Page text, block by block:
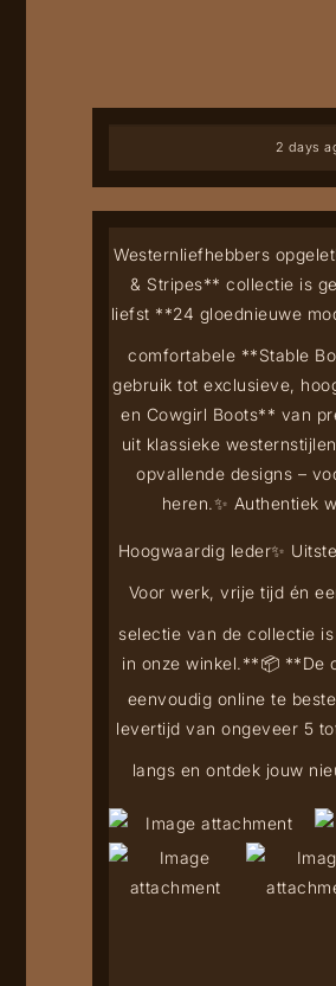
2 days
Westernliefhebbers
& Stripes** collectie is
liefst **24 gloednieuwe
comfortabele **Stable
gebruik tot exclusieve,
en Cowgirl Boots** van
uit klassieke
opvallende designs –
heren.✨ Authentiek
Hoogwaardig leder✨
Voor werk, vrije tijd én
selectie van de collectie
in onze winkel.**📦 **De
eenvoudig online te
levertijd van ongeveer 5
langs en ontdek jouw